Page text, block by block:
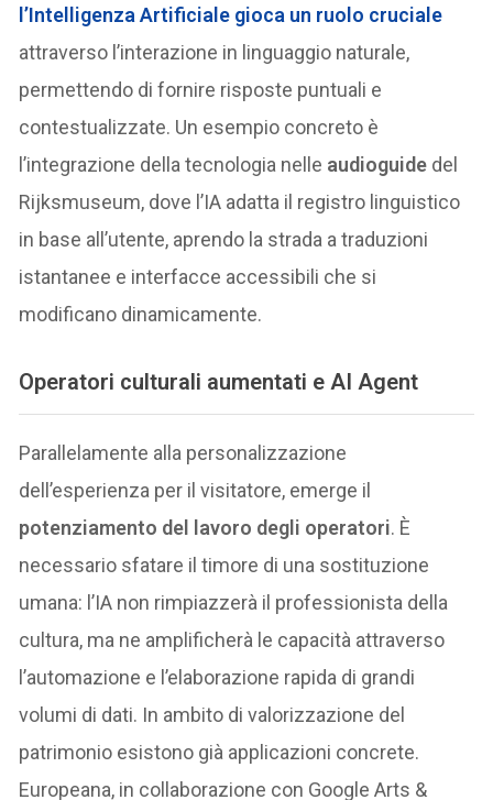
l’Intelligenza Artificiale gioca un ruolo cruciale
attraverso l’interazione in linguaggio naturale,
permettendo di fornire risposte puntuali e
contestualizzate. Un esempio concreto è
l’integrazione della tecnologia nelle audioguide del
Rijksmuseum, dove l’IA adatta il registro linguistico
in base all’utente, aprendo la strada a traduzioni
istantanee e interfacce accessibili che si
modificano dinamicamente.
Operatori culturali aumentati e AI Agent
Parallelamente alla personalizzazione
dell’esperienza per il visitatore, emerge il
potenziamento del lavoro degli operatori. È
necessario sfatare il timore di una sostituzione
umana: l’IA non rimpiazzerà il professionista della
cultura, ma ne amplificherà le capacità attraverso
l’automazione e l’elaborazione rapida di grandi
volumi di dati. In ambito di valorizzazione del
patrimonio esistono già applicazioni concrete.
Europeana, in collaborazione con Google Arts &